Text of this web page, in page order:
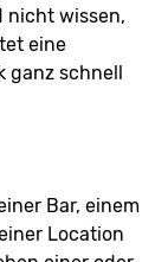
nicht wissen,
eine
ganz schnell
Bar, einem
Location